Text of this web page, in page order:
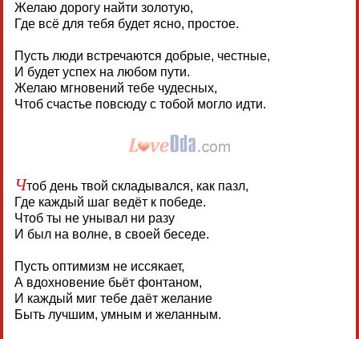
Желаю дорогу найти золотую,
Где всё для тебя будет ясно, простое.
Пусть люди встречаются добрые, честные,
И будет успех на любом пути.
Желаю мгновений тебе чудесных,
Чтоб счастье повсюду с тобой могло идти.
Чтоб день твой складывался, как пазл,
Где каждый шаг ведёт к победе.
Чтоб ты не унывал ни разу
И был на волне, в своей беседе.
Пусть оптимизм не иссякает,
А вдохновение бьёт фонтаном,
И каждый миг тебе даёт желание
Быть лучшим, умным и желанным.